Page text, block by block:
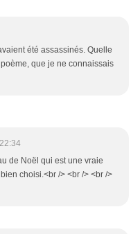
été assassinés. Quelle
que je ne connaissais
de Noël qui est une vraie
choisi.<br /> <br /> <br />